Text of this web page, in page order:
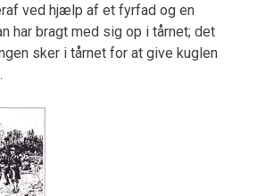
ved hjælp af et fyrfad og en
har bragt med sig op i tårnet; det
sker i tårnet for at give kuglen